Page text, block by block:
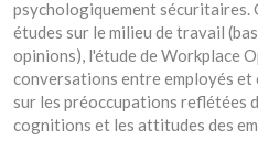
psychologiquement sécuritaires.
études sur le milieu de travail
opinions), l'étude de Workplace
conversations entre employés
sur les préoccupations reflétées
cognitions et les attitudes des